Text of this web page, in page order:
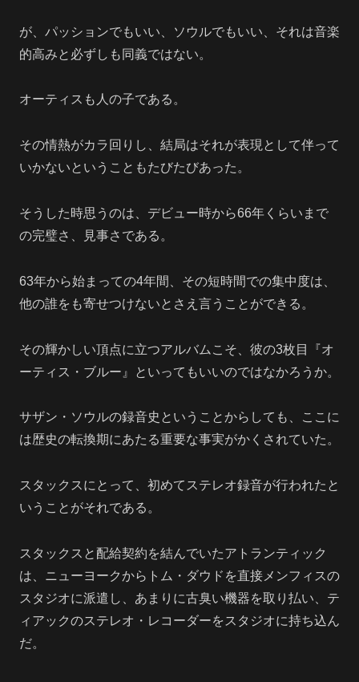
が、パッションでもいい、ソウルでもいい、それは音楽
的高みと必ずしも同義ではない。
オーティスも人の子である。
その情熱がカラ回りし、結局はそれが表現として伴って
いかないということもたびたびあった。
そうした時思うのは、デビュー時から66年くらいまで
の完璧さ、見事さである。
63年から始まっての4年間、その短時間での集中度は、
他の誰をも寄せつけないとさえ言うことができる。
その輝かしい頂点に立つアルバムこそ、彼の3枚目『オ
ーティス・ブルー』といってもいいのではなかろうか。
サザン・ソウルの録音史ということからしても、ここに
は歴史の転換期にあたる重要な事実がかくされていた。
スタックスにとって、初めてステレオ録音が行われたと
いうことがそれである。
スタックスと配給契約を結んでいたアトランティック
は、ニューヨークからトム・ダウドを直接メンフィスの
スタジオに派遣し、あまりに古臭い機器を取り払い、テ
ィアックのステレオ・レコーダーをスタジオに持ち込ん
だ。